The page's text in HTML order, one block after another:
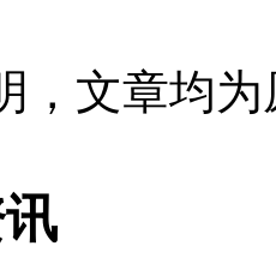
，文章均